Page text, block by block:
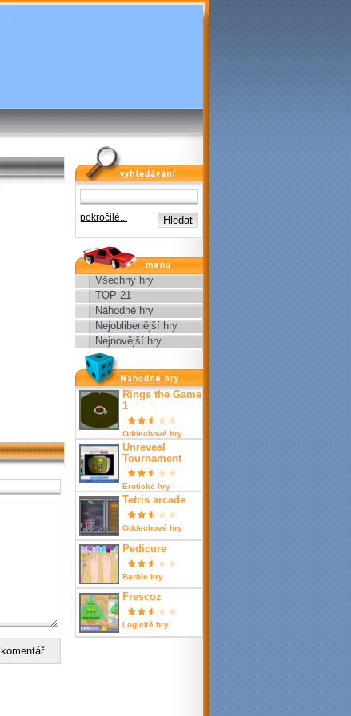
vyhledávání
pokročilé...
menu
Všechny hry
TOP 21
Náhodné hry
Nejoblibenější hry
Nejnovější hry
nahodné hry
Rings the Game
1
Oddechové hry
Unreveal
Tournament
Erotické hry
Tetris arcade
Oddechové hry
Pedicure
Barbie hry
Frescoz
Logické hry